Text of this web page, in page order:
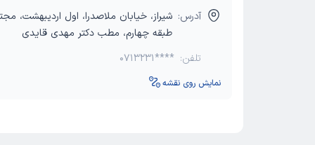
آدرس: شیراز، خیابان ملاصدرا، اول اردیبهشت،
طبقه چهارم، مطب دکتر مهدی قایدی
تلفن: 0713231****
نمایش روی نقشه